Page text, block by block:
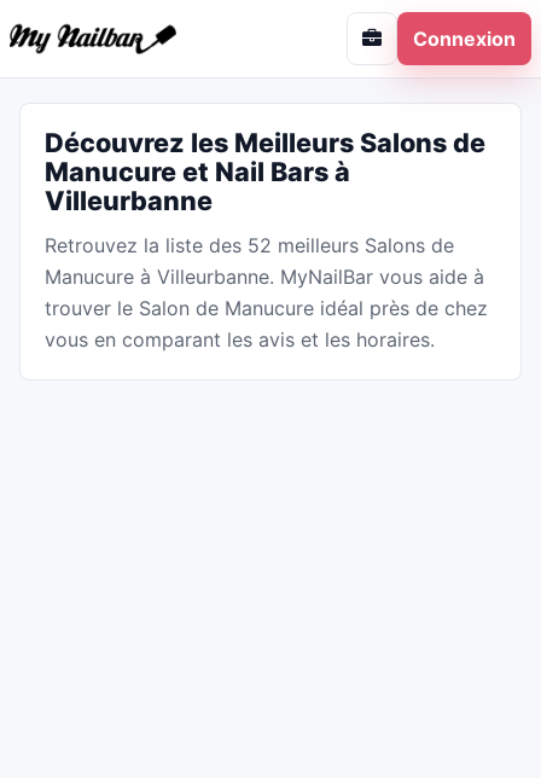
Connexion
Découvrez les Meilleurs Salons de
Manucure et Nail Bars à
Villeurbanne
Retrouvez la liste des 52 meilleurs Salons de
Manucure à Villeurbanne. MyNailBar vous aide à
trouver le Salon de Manucure idéal près de chez
vous en comparant les avis et les horaires.